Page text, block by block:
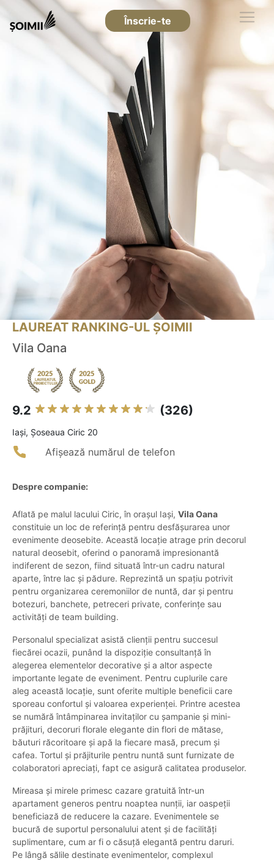
Înscrie-te
LAUREAT RANKING-UL ȘOIMII
Vila Oana
9.2 (326)
Iaşi, Șoseaua Ciric 20
Afișează numărul de telefon
Despre companie:
Aflată pe malul lacului Ciric, în orașul Iași, Vila Oana
constituie un loc de referință pentru desfășurarea unor
evenimente deosebite. Această locație atrage prin decorul
natural deosebit, oferind o panoramă impresionantă
indiferent de sezon, fiind situată într-un cadru natural
aparte, între lac și pădure. Reprezintă un spațiu potrivit
pentru organizarea ceremoniilor de nuntă, dar și pentru
botezuri, banchete, petreceri private, conferințe sau
activități de team building.
Personalul specializat asistă clienții pentru succesul
fiecărei ocazii, punând la dispoziție consultanță în
alegerea elementelor decorative și a altor aspecte
importante legate de eveniment. Pentru cuplurile care
aleg această locație, sunt oferite multiple beneficii care
sporeau confortul și valoarea experienței. Printre acestea
se numără întâmpinarea invitaților cu șampanie și mini-
prăjituri, decoruri florale elegante din flori de mătase,
băuturi răcoritoare și apă la fiecare masă, precum și
cafea. Tortul și prăjiturile pentru nuntă sunt furnizate de
colaboratori apreciați, fapt ce asigură calitatea produselor.
Mireasa și mirele primesc cazare gratuită într-un
apartament generos pentru noaptea nunții, iar oaspeții
beneficiază de reducere la cazare. Evenimentele se
bucură de suportul personalului atent și de facilități
suplimentare, cum ar fi o căsuță elegantă pentru daruri.
Pe lângă sălile destinate evenimentelor, complexul